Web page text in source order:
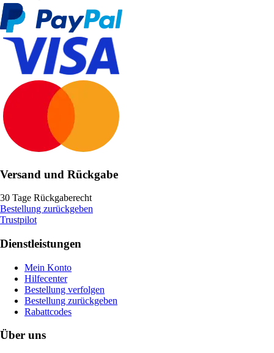
Versand und Rückgabe
30 Tage Rückgaberecht
Bestellung zurückgeben
Trustpilot
Dienstleistungen
Mein Konto
Hilfecenter
Bestellung verfolgen
Bestellung zurückgeben
Rabattcodes
Über uns